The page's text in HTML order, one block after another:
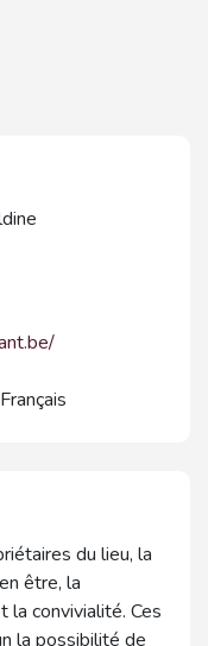
Français
du lieu, la
être, la
convivialité. Ces
la possibilité de